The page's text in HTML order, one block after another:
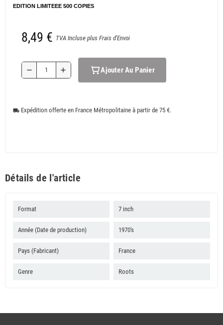
EDITION LIMITEEE 500 COPIES
8,49 € TVA Incluse plus Frais d'Envoi
remove add Ajouter Au Panier
local_shipping Expédition offerte en France Métropolitaine à partir de 75 €.
Détails de l'article
Format 7 inch
Année (Date de production) 1970's
Pays (Fabricant) France
Genre Roots